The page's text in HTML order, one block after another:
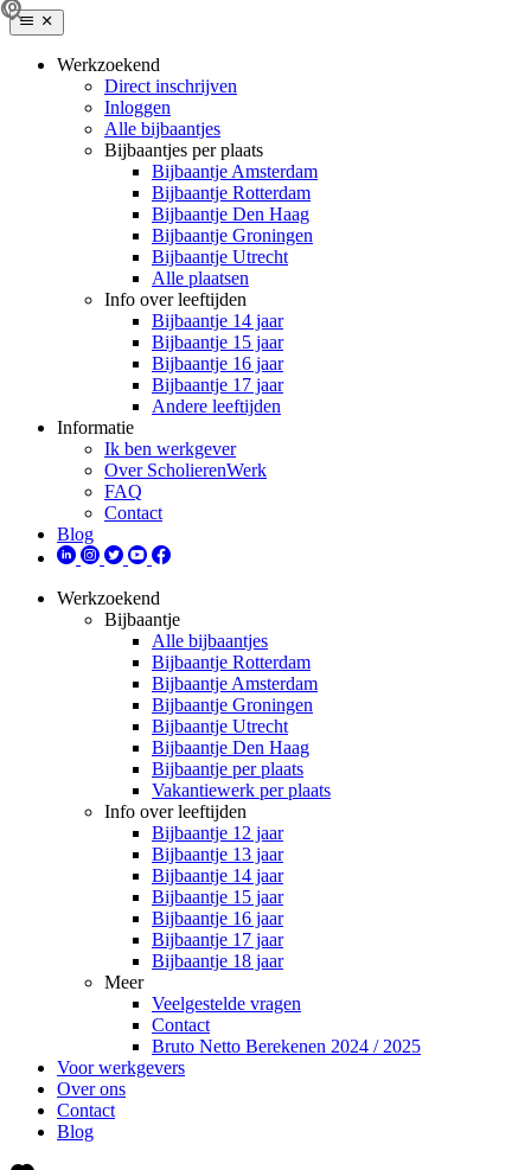
Werkzoekend
Direct inschrijven
Inloggen
Alle bijbaantjes
Bijbaantjes per plaats
Bijbaantje Amsterdam
Bijbaantje Rotterdam
Bijbaantje Den Haag
Bijbaantje Groningen
Bijbaantje Utrecht
Alle plaatsen
Info over leeftijden
Bijbaantje 14 jaar
Bijbaantje 15 jaar
Bijbaantje 16 jaar
Bijbaantje 17 jaar
Andere leeftijden
Informatie
Ik ben werkgever
Over ScholierenWerk
FAQ
Contact
Blog
Werkzoekend
Bijbaantje
Alle bijbaantjes
Bijbaantje Rotterdam
Bijbaantje Amsterdam
Bijbaantje Groningen
Bijbaantje Utrecht
Bijbaantje Den Haag
Bijbaantje per plaats
Vakantiewerk per plaats
Info over leeftijden
Bijbaantje 12 jaar
Bijbaantje 13 jaar
Bijbaantje 14 jaar
Bijbaantje 15 jaar
Bijbaantje 16 jaar
Bijbaantje 17 jaar
Bijbaantje 18 jaar
Meer
Veelgestelde vragen
Contact
Bruto Netto Berekenen 2024 / 2025
Voor werkgevers
Over ons
Contact
Blog